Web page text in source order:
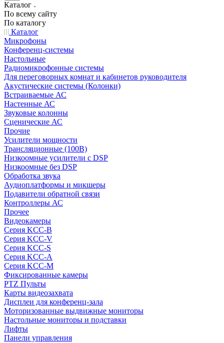
Каталог
По всему сайту
По каталогу
Каталог
Микрофоны
Конференц-системы
Настольные
Радиомикрофонные системы
Для переговорных комнат и кабинетов руководителя
Акустические системы (Колонки)
Встраиваемые АС
Настенные АС
Звуковые колонны
Сценические АС
Прочие
Усилители мощности
Трансляционные (100В)
Низкоомные усилители с DSP
Низкоомные без DSP
Обработка звука
Аудиоплатформы и микшеры
Подавители обратной связи
Контроллеры АС
Прочее
Видеокамеры
Серия KCC-B
Серия KCC-V
Серия KCC-S
Серия KCC-A
Серия KCC-M
Фиксированные камеры
PTZ Пульты
Карты видеозахвата
Дисплеи для конференц-зала
Моторизованные выдвижные мониторы
Настольные мониторы и подставки
Лифты
Панели управления